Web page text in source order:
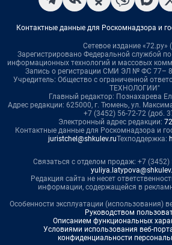
Контактные данные для Роскомнадзора и
Сетевое издание «72.ру»
Зарегистрировано Федеральной службой
информационных технологий и массовых
Запись о регистрации СМИ ЭЛ № ФС 77–
Учредитель: Общество с ограниченной
ТЕХНОЛОГИИ"
Главный редактор: Познахарева
Адрес редакции: 625000, г. Тюмень, ул.
+7 (3452) 56-72-72 (доб.
Электронный адрес редакции:
Контактные данные для Роскомнадзора и
juristchel@shkulev.ruТехподдержка:
Связаться с отделом продаж: +7 (3452)
Редакция сайта не несет
информации, содержащейся в
Особенности эксплуатации (использования)
Руководством
Описанием функциональных
Условиями использования веб-
конфиденциальности